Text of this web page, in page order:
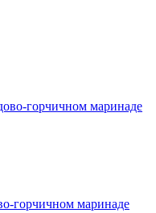
горчичном маринаде